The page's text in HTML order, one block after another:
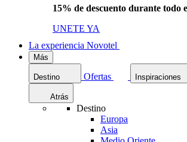
15% de descuento durante todo
UNETE YA
La experiencia Novotel
Más
Destino Ofertas Inspiraciones
Atrás
Destino
Europa
Asia